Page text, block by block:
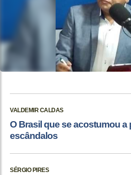
VALDEMIR CALDAS
O Brasil que se acostumou a
escândalos
SÉRGIO PIRES